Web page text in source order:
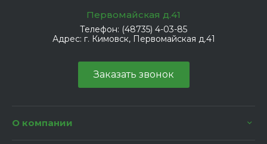
Первомайская д.41
Телефон: (48735) 4-03-85
Адрес: г. Кимовск, Первомайская д.41
Заказать звонок
О компании